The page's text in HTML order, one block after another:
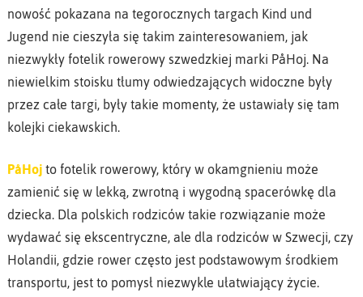
nowość pokazana na tegorocznych targach Kind und
Jugend nie cieszyła się takim zainteresowaniem, jak
niezwykły fotelik rowerowy szwedzkiej marki PåHoj. Na
niewielkim stoisku tłumy odwiedzających widoczne były
przez całe targi, były takie momenty, że ustawiały się tam
kolejki ciekawskich.
PåHoj to fotelik rowerowy, który w okamgnieniu może
zamienić się w lekką, zwrotną i wygodną spacerówkę dla
dziecka. Dla polskich rodziców takie rozwiązanie może
wydawać się ekscentryczne, ale dla rodziców w Szwecji, czy
Holandii, gdzie rower często jest podstawowym środkiem
transportu, jest to pomysł niezwykle ułatwiający życie.